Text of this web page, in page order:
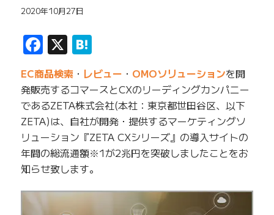
2020年10月27日
Facebook
X Hatena
EC商品検索・ レビュー ・ OMOソリューションを開
発販売するコマースとCXのリーディングカンパニー
であるZETA株式会社(本社：東京都世田谷区、以下
ZETA)は、自社が開発・提供するマーケティングソ
リューション『ZETA CXシリーズ』の導入サイトの
年間の総流通額※1が2兆円を突破しましたことをお
知らせ致します。